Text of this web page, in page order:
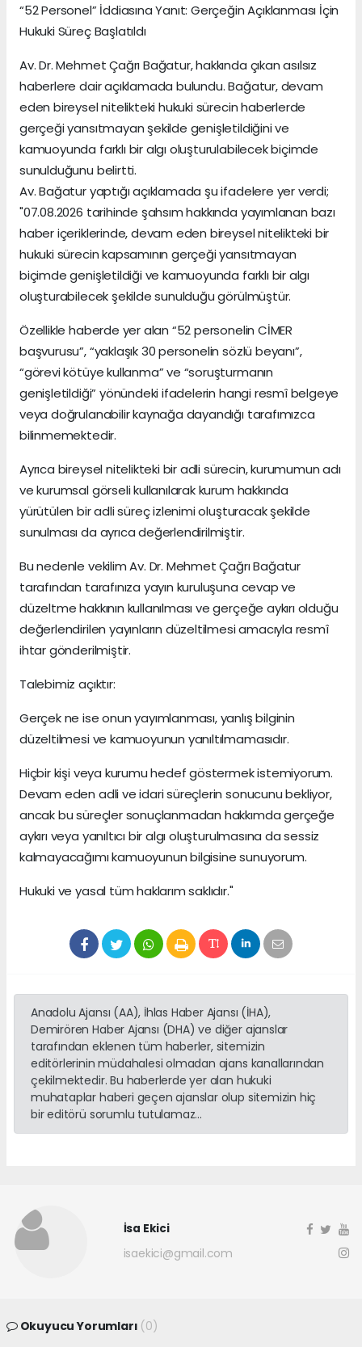
“52 Personel” İddiasına Yanıt: Gerçeğin Açıklanması İçin
Hukuki Süreç Başlatıldı
Av. Dr. Mehmet Çağrı Bağatur, hakkında çıkan asılsız
haberlere dair açıklamada bulundu. Bağatur, devam
eden bireysel nitelikteki hukuki sürecin haberlerde
gerçeği yansıtmayan şekilde genişletildiğini ve
kamuoyunda farklı bir algı oluşturulabilecek biçimde
sunulduğunu belirtti.
Av. Bağatur yaptığı açıklamada şu ifadelere yer verdi;
"07.08.2026 tarihinde şahsım hakkında yayımlanan bazı
haber içeriklerinde, devam eden bireysel nitelikteki bir
hukuki sürecin kapsamının gerçeği yansıtmayan
biçimde genişletildiği ve kamuoyunda farklı bir algı
oluşturabilecek şekilde sunulduğu görülmüştür.
Özellikle haberde yer alan “52 personelin CİMER
başvurusu”, “yaklaşık 30 personelin sözlü beyanı”,
“görevi kötüye kullanma” ve “soruşturmanın
genişletildiği” yönündeki ifadelerin hangi resmî belgeye
veya doğrulanabilir kaynağa dayandığı tarafımızca
bilinmemektedir.
Ayrıca bireysel nitelikteki bir adli sürecin, kurumumun adı
ve kurumsal görseli kullanılarak kurum hakkında
yürütülen bir adli süreç izlenimi oluşturacak şekilde
sunulması da ayrıca değerlendirilmiştir.
Bu nedenle vekilim Av. Dr. Mehmet Çağrı Bağatur
tarafından tarafınıza yayın kuruluşuna cevap ve
düzeltme hakkının kullanılması ve gerçeğe aykırı olduğu
değerlendirilen yayınların düzeltilmesi amacıyla resmî
ihtar gönderilmiştir.
Talebimiz açıktır:
Gerçek ne ise onun yayımlanması, yanlış bilginin
düzeltilmesi ve kamuoyunun yanıltılmamasıdır.
Hiçbir kişi veya kurumu hedef göstermek istemiyorum.
Devam eden adli ve idari süreçlerin sonucunu bekliyor,
ancak bu süreçler sonuçlanmadan hakkımda gerçeğe
aykırı veya yanıltıcı bir algı oluşturulmasına da sessiz
kalmayacağımı kamuoyunun bilgisine sunuyorum.
Hukuki ve yasal tüm haklarım saklıdır."
Anadolu Ajansı (AA), İhlas Haber Ajansı (İHA),
Demirören Haber Ajansı (DHA) ve diğer ajanslar
tarafından eklenen tüm haberler, sitemizin
editörlerinin müdahalesi olmadan ajans kanallarından
çekilmektedir. Bu haberlerde yer alan hukuki
muhataplar haberi geçen ajanslar olup sitemizin hiç
bir editörü sorumlu tutulamaz...
İsa Ekici
isaekici@gmail.com
Okuyucu Yorumları (0)